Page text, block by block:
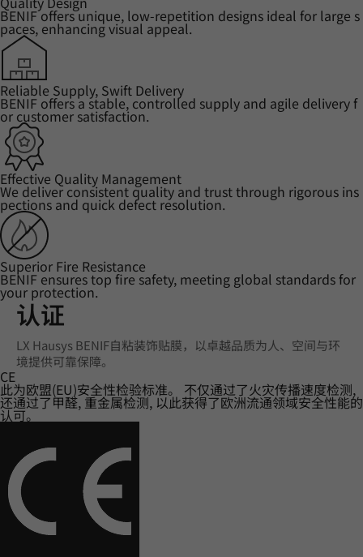
BENIF offers unique, low-repetition designs ideal for large s
paces, enhancing visual appeal.
Reliable Supply, Swift Delivery
BENIF offers a stable, controlled supply and agile delivery f
or customer satisfaction.
Effective Quality Management
We deliver consistent quality and trust through rigorous ins
pections and quick defect resolution.
Superior Fire Resistance
BENIF ensures top fire safety, meeting global standards for
your protection.
认证
LX Hausys BENIF自粘装饰贴膜，以卓越品质为人、空间与环
境提供可靠保障。
CE
此为欧盟(EU)安全性检验标准。 不仅通过了火灾传播速度检测,
还通过了甲醛, 重金属检测, 以此获得了欧洲流通领域安全性能的
认可。